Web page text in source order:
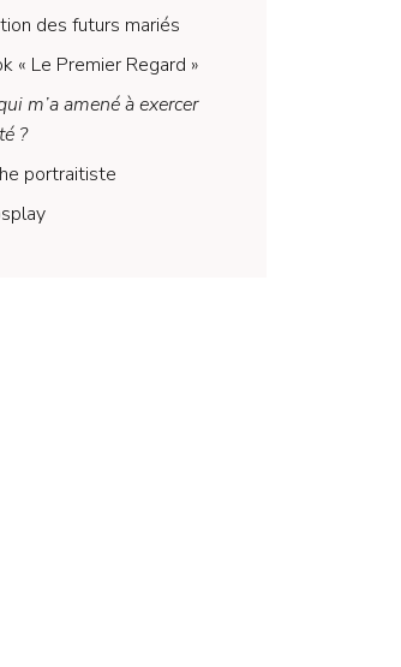
des futurs mariés
« Le Premier Regard »
m’a amené à exercer
?
portraitiste